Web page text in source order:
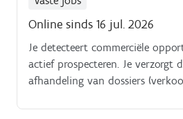
Online sinds 16 jul. 2026
Je detecteert commerciële
actief prospecteren. Je verzorgt
afhandeling van dossiers